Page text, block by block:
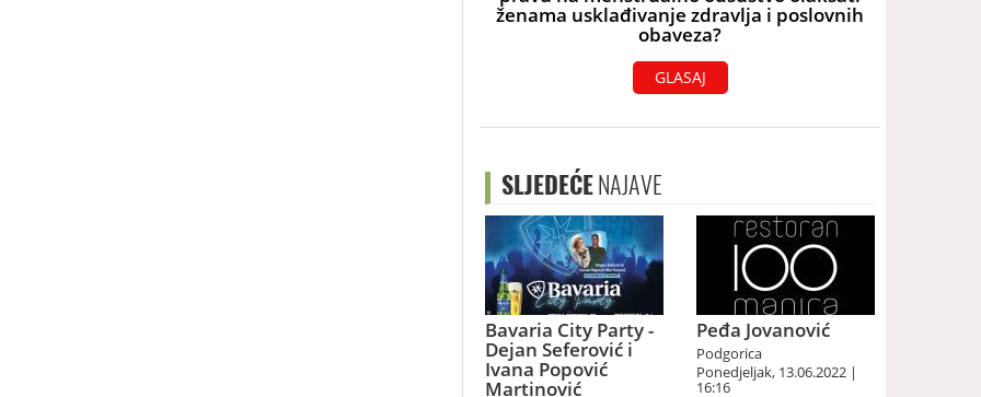
ženama usklađivanje zdravlja i poslovnih
obaveza?
GLASAJ
SLJEDEĆENAJAVE
Bavaria City Party -
Dejan Seferović i
Ivana Popović
Martinović
Peđa Jovanović
Podgorica
Ponedjeljak, 13.06.2022 |
16:16